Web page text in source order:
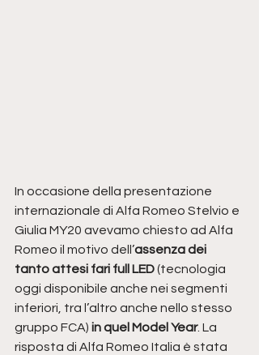
In occasione della presentazione
internazionale di Alfa Romeo Stelvio e
Giulia MY20 avevamo chiesto ad Alfa
Romeo il motivo dell’assenza dei
tanto attesi fari full LED (tecnologia
oggi disponibile anche nei segmenti
inferiori, tra l’altro anche nello stesso
gruppo FCA) in quel Model Year. La
risposta di Alfa Romeo Italia è stata